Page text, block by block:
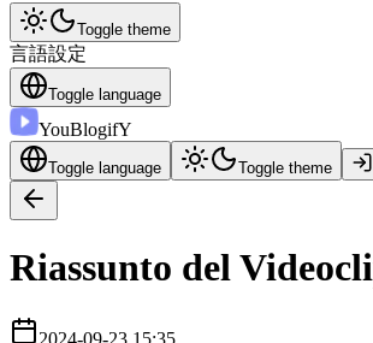
Toggle theme
言語設定
Toggle language
YouBlogifY
Toggle language Toggle theme
Riassunto del
2024-09-23 15:35